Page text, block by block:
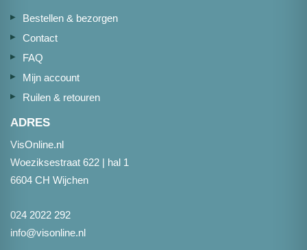
Bestellen & bezorgen
Contact
FAQ
Mijn account
Ruilen & retouren
ADRES
VisOnline.nl
Woeziksestraat 622 | hal 1
6604 CH Wijchen
024 2022 292
info@visonline.nl